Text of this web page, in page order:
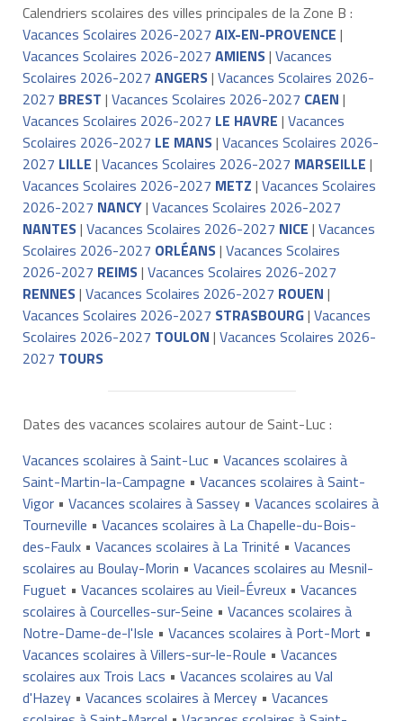
Calendriers scolaires des villes principales de la Zone B :
Vacances Scolaires 2026-2027 AIX-EN-PROVENCE |
Vacances Scolaires 2026-2027 AMIENS| Vacances
Scolaires 2026-2027 ANGERS| Vacances Scolaires 2026-
2027 BREST | Vacances Scolaires 2026-2027 CAEN |
Vacances Scolaires 2026-2027 LE HAVRE | Vacances
Scolaires 2026-2027 LE MANS| Vacances Scolaires 2026-
2027 LILLE | Vacances Scolaires 2026-2027 MARSEILLE |
Vacances Scolaires 2026-2027 METZ | Vacances Scolaires
2026-2027 NANCY| Vacances Scolaires 2026-2027
NANTES| Vacances Scolaires 2026-2027 NICE | Vacances
Scolaires 2026-2027 ORLÉANS| Vacances Scolaires
2026-2027 REIMS| Vacances Scolaires 2026-2027
RENNES| Vacances Scolaires 2026-2027 ROUEN |
Vacances Scolaires 2026-2027 STRASBOURG| Vacances
Scolaires 2026-2027 TOULON | Vacances Scolaires 2026-
2027 TOURS
Dates des vacances scolaires autour de Saint-Luc :
Vacances scolaires à Saint-Luc• Vacances scolaires à
Saint-Martin-la-Campagne • Vacances scolaires à Saint-
Vigor• Vacances scolaires à Sassey• Vacances scolaires à
Tourneville • Vacances scolaires à La Chapelle-du-Bois-
des-Faulx• Vacances scolaires à La Trinité • Vacances
scolaires au Boulay-Morin • Vacances scolaires au Mesnil-
Fuguet • Vacances scolaires au Vieil-Évreux• Vacances
scolaires à Courcelles-sur-Seine • Vacances scolaires à
Notre-Dame-de-l'Isle • Vacances scolaires à Port-Mort •
Vacances scolaires à Villers-sur-le-Roule • Vacances
scolaires aux Trois Lacs • Vacances scolaires au Val
d'Hazey• Vacances scolaires à Mercey• Vacances